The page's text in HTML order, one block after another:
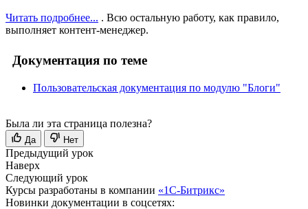
Читать подробнее... . Всю остальную работу, как правило,
выполняет контент-менеджер.
Документация по теме
Пользовательская документация по модулю "Блоги"
Была ли эта страница полезна?
Да Нет
Предыдущий урок
Наверх
Следующий урок
Курсы разработаны в компании «1С-Битрикс»
Новинки документации в соцсетях: